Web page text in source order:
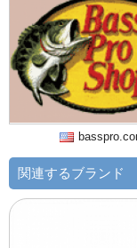
関連するブランド